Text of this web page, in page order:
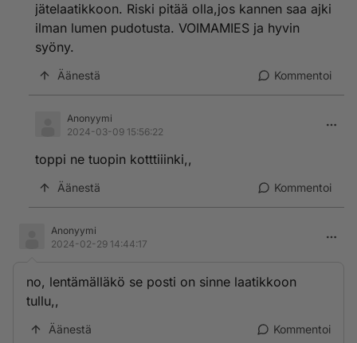
jätelaatikkoon. Riski pitää olla,jos kannen saa ajki
ilman lumen pudotusta. VOIMAMIES ja hyvin
syöny.
Äänestä Kommentoi
Anonyymi
2024-03-09 15:56:22
toppi ne tuopin kotttiiinki,,
Äänestä Kommentoi
Anonyymi
2024-02-29 14:44:17
no, lentämälläkö se posti on sinne laatikkoon
tullu,,
Äänestä Kommentoi